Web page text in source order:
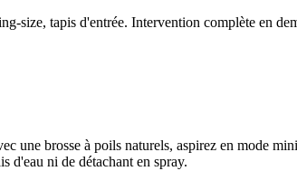
size, tapis d'entrée. Intervention complète en
une brosse à poils naturels, aspirez en mode
d'eau ni de détachant en spray.